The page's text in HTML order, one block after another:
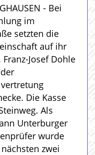
- Bei
im
setzten die
auf ihr
Josef Dohle
Die Kasse
Als
Unterburger
wurde
zwei